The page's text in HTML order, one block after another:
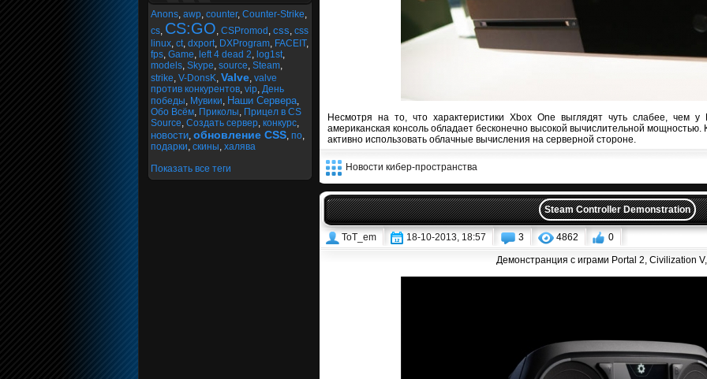
Anons, awp, counter, Counter-Strike,
cs, CS:GO, CSPromod , css, css
linux, ct, dxport, DXProgram, FACEIT,
fps, Game, left 4 dead 2, log1st,
models, Skype, source, Steam,
strike, V-DonsK, Valve, valve
против конкурентов, vip, День
победы, Мувики, Наши Сервера,
Обо Всём, Приколы, Прицел в CS
Source, Создать сервер, конкурс,
новости, обновление CSS, по,
подарки, скины, халява
Показать все теги
Несмотря на то, что характеристики Xbox One выглядят чуть слабее, чем у
американская консоль обладает бесконечно высокой вычислительной мощностью.
активно использовать облачные вычисления на серверной стороне.
Новости кибер-пространства
Steam Controller Demonstration
ToT_em 18-10-2013, 18:57 3 4862 0
Демонстранция с играми Portal 2, Civilization